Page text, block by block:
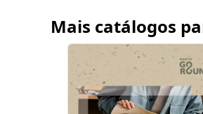
Mais catálogos